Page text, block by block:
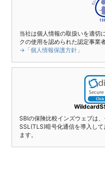
当社は個人情報の取扱いを適切
クの使用を認められた認定事業者
→「個人情報保護方針」
SBIの保険比較インズウェブは
SSL(TLS)暗号化通信を導入し
ます。